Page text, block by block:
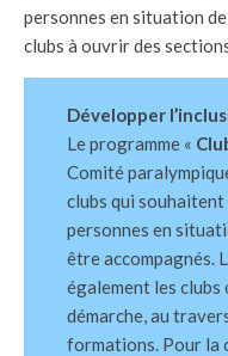
personnes en situation
clubs à ouvrir des
Développer
Le programme «
Comité
clubs qui
personnes en
être accompagnés.
également les
démarche, au
formations. Pour la